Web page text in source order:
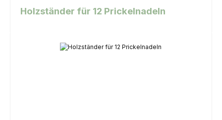
Holzständer für 12 Prickelnadeln
Bildergalerie überspringen